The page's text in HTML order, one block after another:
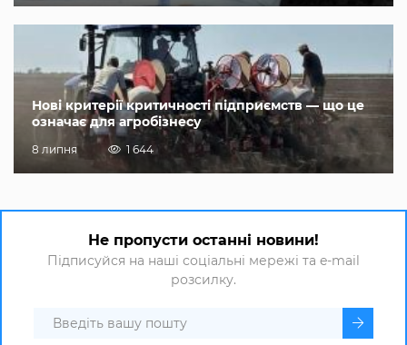
Нові критерії критичності підприємств — що це
означає для агробізнесу
8 липня 1 644
Не пропусти останні новини!
Підписуйся на наші соціальні мережі та e-mail
розсилку.